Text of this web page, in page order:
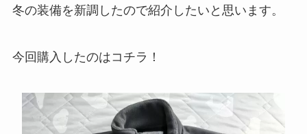
冬の装備を新調したので紹介したいと思います。
今回購入したのはコチラ！